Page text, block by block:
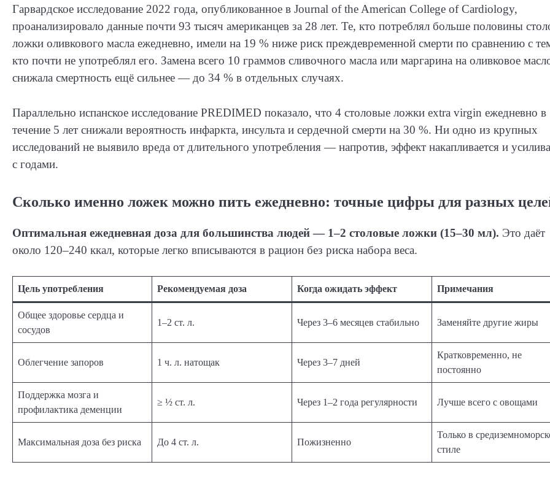
Гарвардское исследование 2022 года, опубликованное в Journal of the American College of Cardiology,
проанализировало данные почти 93 тысяч американцев за 28 лет. Те, кто потреблял больше половины
ложки оливкового масла ежедневно, имели на 19 % ниже риск преждевременной смерти по сравнению с
кто почти не употреблял его. Замена всего 10 граммов сливочного масла или маргарина на оливковое
снижала смертность ещё сильнее — до 34 % в отдельных случаях.
Параллельно испанское исследование PREDIMED показало, что 4 столовые ложки extra virgin ежедневно в
течение 5 лет снижали вероятность инфаркта, инсульта и сердечной смерти на 30 %. Ни одно из крупных
исследований не выявило вреда от длительного употребления — напротив, эффект накапливается и
с годами.
Сколько именно ложек можно пить ежедневно: точные цифры для разных
Оптимальная ежедневная доза для большинства людей — 1–2 столовые ложки (15–30 мл). Это даёт
около 120–240 ккал, которые легко вписываются в рацион без риска набора веса.
Цель употребления Рекомендуемая доза Когда ожидать эффект Примечания
Общее здоровье сердца и
сосудов
1–2 ст. л. Через 3–6 месяцев стабильно Заменяйте другие жиры
Облегчение запоров 1 ч. л. натощак Через 3–7 дней
Кратковременно, не
постоянно
Поддержка мозга и
профилактика деменции
≥ ½ ст. л. Через 1–2 года регулярности Лучше всего с овощами
Максимальная доза без риска До 4 ст. л. Пожизненно
Только в
стиле